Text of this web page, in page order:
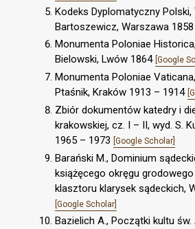
Kodeks Dyplomatyczny Polski,
Bartoszewicz, Warszawa 1858
Monumenta Poloniae
Bielowski, Lwów 1864 [Google
Monumenta Poloniae
Ptaśnik, Kraków 1913 – 1914
Zbiór dokumentów katedry i
krakowskiej, cz. I – II, wyd. S.
1965 – 1973 [Google Scholar]
Barański M., Dominium
książęcego okręgu
klasztoru klarysek sądeckich,
[Google Scholar]
Bazielich A., Początki kultu